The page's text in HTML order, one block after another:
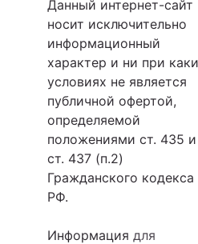
Данный интернет-сайт
носит исключительно
информационный
характер и ни при
условиях не является
публичной офертой,
определяемой
положениями ст. 435 и
ст. 437 (п.2)
Гражданского кодекса
РФ.
Информация для